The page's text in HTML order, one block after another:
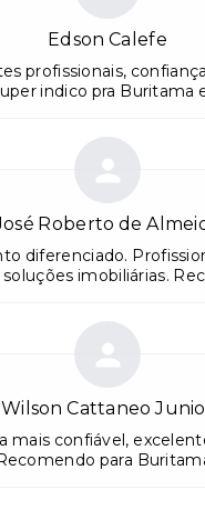
Edson Calefe
profissionais,
indico pra Buritama
Roberto de
diferenciado.
imobiliárias.
Wilson Cattaneo
mais confiável,
para